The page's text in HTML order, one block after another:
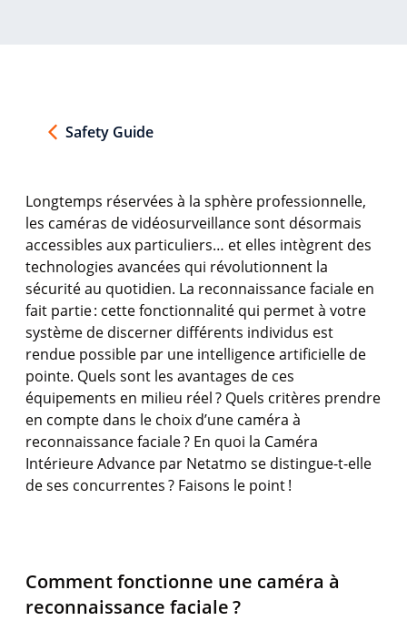
Safety Guide
Longtemps réservées à la sphère professionnelle,
les caméras devidéosurveillancesont désormais
accessibles aux particuliers… et elles intègrent des
technologies avancées qui révolutionnent la
sécuritéau quotidien. La reconnaissancefaciale en
fait partie: cettefonctionnalité qui permetà votre
système de discerner différents individus est
rendue possible par une intelligenceartificielle de
pointe. Quels sont les avantages de ces
équipements en milieu réel? Quels critères prendre
en compte dans le choix d’une caméra à
reconnaissancefaciale? En quoi la Caméra
IntérieureAdvance par Netatmo se distingue-t-elle
deses concurrentes? Faisons le point !
Commentfonctionne une caméra à
reconnaissance faciale?